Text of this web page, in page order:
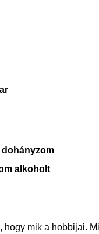
dohányzom
alkoholt
, hogy mik a hobbijai.